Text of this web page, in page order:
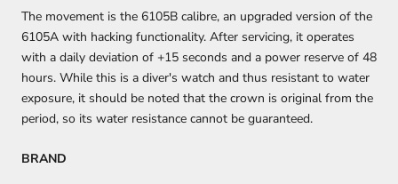
The movement is the 6105B calibre, an upgraded version of the
6105A with hacking functionality. After servicing, it operates
with a daily deviation of +15 seconds and a power reserve of 48
hours. While this is a diver's watch and thus resistant to water
exposure, it should be noted that the crown is original from the
period, so its water resistance cannot be guaranteed.
BRAND